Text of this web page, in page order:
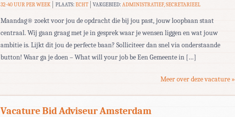
32-40 UUR PER WEEK PLAATS: ECHT VAKGEBIED:ADMINISTRATIEF, SECRETARIEEL
Maandag® zoekt voor jou de opdracht die bij jou past, jouw loopbaan staat
centraal. Wij gaan graag met je in gesprek waar je wensen liggen en wat jouw
ambitie is. Lijkt dit jou de perfecte baan? Solliciteer dan snel via onderstaande
button! Waar ga je doen – What will your job be Een Gemeente in […]
Meer over deze vacature »
Vacature Bid Adviseur Amsterdam